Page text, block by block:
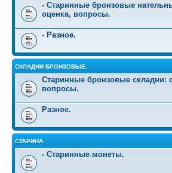
- Старинные бронзовые
оценка, вопросы.
- Разное.
СКЛАДНИ БРОНЗОВЫЕ.
Старинные бронзовые складни:
вопросы.
Разное.
СТАРИНА.
- Старинные монеты.